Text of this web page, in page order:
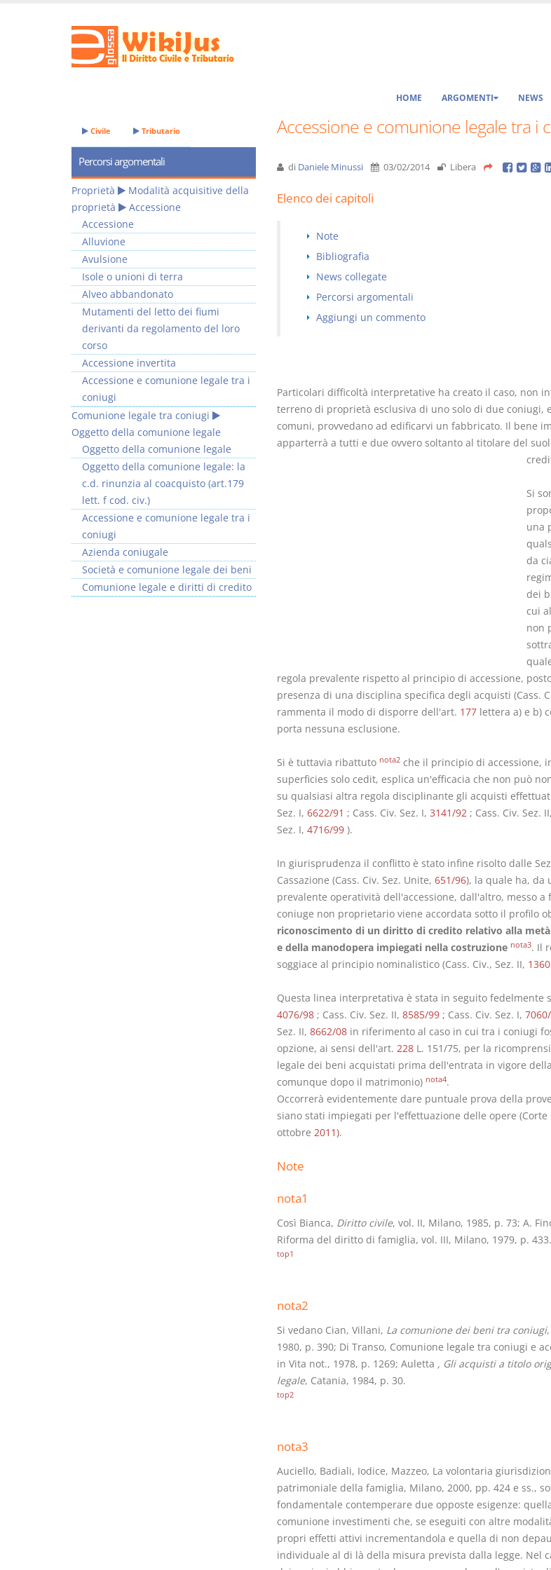
HOME ARGOMENTI NEWS
Accessione e comunione legale tra i
di Daniele Minussi 03/02/2014 Libera
Elenco dei capitoli
Note
Bibliografia
News collegate
Percorsi argomentali
Aggiungi un commento
Particolari difficoltà interpretative ha creato il caso, non
terreno di proprietà esclusiva di uno solo di due coniugi,
comuni, provvedano ad edificarvi un fabbricato. Il bene
apparterrà a tutti e due ovvero soltanto al titolare del
Si
una
da
dei
cui
non
regola prevalente rispetto al principio di accessione,
presenza di una disciplina specifica degli acquisti (Cass.
rammenta il modo di disporre dell'art. 177lettera a) e b)
porta nessuna esclusione.
Si è tuttavia ribattuto nota2che il principio di accessione,
superficies solo cedit, esplica un'efficacia che non può
su qualsiasi altra regola disciplinante gli acquisti
Sez. I, 6622/91 ; Cass. Civ. Sez. I, 3141/92; Cass. Civ. Sez. II,
Sez. I, 4716/99).
In giurisprudenza il conflitto è stato infine risolto dalle
Cassazione (Cass. Civ. Sez. Unite, 651/96), la quale ha, da
prevalente operatività dell'accessione, dall'altro, messo a
coniuge non proprietario viene accordata sotto il profilo
riconoscimento di un diritto di credito relativo alla
e della manodopera impiegati nella costruzione nota3. Il
soggiace al principio nominalistico (Cass. Civ., Sez. II,
Questa linea interpretativa è stata in seguito fedelmente
4076/98; Cass. Civ. Sez. II, 8585/99; Cass. Civ. Sez. I,
Sez. II, 8662/08in riferimento al caso in cui tra i coniugi
opzione, ai sensi dell'art. 228L. 151/75, per la
legale dei beni acquistati prima dell'entrata in vigore
comunque dopo il matrimonio) nota4.
Occorrerà evidentemente dare puntuale prova della
siano stati impiegati per l'effettuazione delle opere (Corte
ottobre 2011).
Note
nota1
Così Bianca, Diritto civile, vol. II, Milano, 1985, p. 73; A.
Riforma del diritto di famiglia, vol. III, Milano, 1979, p. 433.
top1
nota2
Si vedano Cian, Villani, La comunione dei beni tra coniugi
1980, p. 390; Di Transo, Comunione legale tra coniugi e
in Vita not., 1978, p. 1269; Auletta , Gli acquisti a titolo
legale, Catania, 1984, p. 30.
top2
nota3
Auciello, Badiali, Iodice, Mazzeo, La volontaria
patrimoniale della famiglia, Milano, 2000, pp. 424 e ss.,
fondamentale contemperare due opposte esigenze:
comunione investimenti che, se eseguiti con altre
propri effetti attivi incrementandola e quella di non
individuale al di là della misura prevista dalla legge. Nel
Civile Tributario
Percorsi argomentali
Proprietà
Modalità acquisitive della
proprietà
Accessione
Accessione
Alluvione
Avulsione
Isole o unioni di terra
Alveo abbandonato
Mutamenti del letto dei fiumi
derivanti da regolamento del loro
corso
Accessione invertita
Accessione e comunione legale tra i
coniugi
Comunione legale tra coniugi
Oggetto della comunione legale
Oggetto della comunione legale
Oggetto della comunione legale: la
c.d. rinunzia al coacquisto (art.179
lett. f cod. civ.)
Accessione e comunione legale tra i
coniugi
Azienda coniugale
Società e comunione legale dei beni
Comunione legale e diritti di credito
I Vincoli Preliminari
D. Minussi